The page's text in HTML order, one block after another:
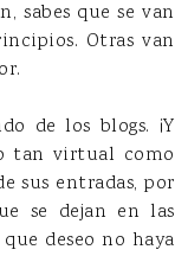
sabes que se van
Otras van
de los blogs. ¡Y
tan virtual como
sus entradas, por
se dejan en las
deseo no haya